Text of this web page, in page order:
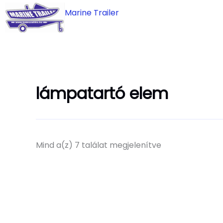
to
content
Marine Trailer
lámpatartó elem
Mind a(z) 7 találat megjelenítve